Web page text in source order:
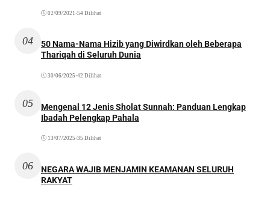
02/09/2021 •54 Dilihat
04
50 Nama-Nama Hizib yang Diwirdkan oleh Beberapa
Thariqah di Seluruh Dunia
30/06/2025 •42 Dilihat
05
Mengenal 12 Jenis Sholat Sunnah: Panduan Lengkap
Ibadah Pelengkap Pahala
13/07/2025 •35 Dilihat
06
NEGARA WAJIB MENJAMIN KEAMANAN SELURUH
RAKYAT